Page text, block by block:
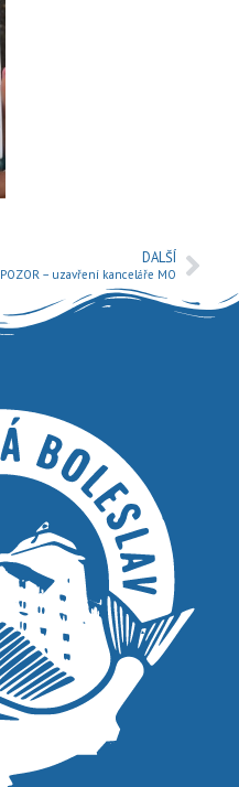
DALŠÍ
POZOR – uzavření kanceláře MO